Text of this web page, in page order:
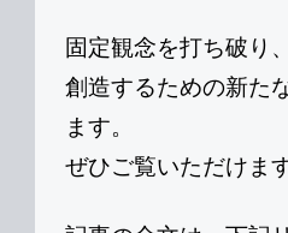
固定観念を打ち破り
創造するための新た
ます。
ぜひご覧いただけま